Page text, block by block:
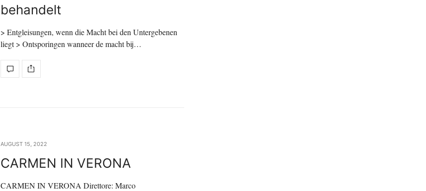
behandelt
> Entgleisungen, wenn die Macht bei den Untergebenen
liegt > Ontsporingen wanneer de macht bij…
AUGUST 15, 2022
CARMEN IN VERONA
CARMEN IN VERONA Direttore: Marco